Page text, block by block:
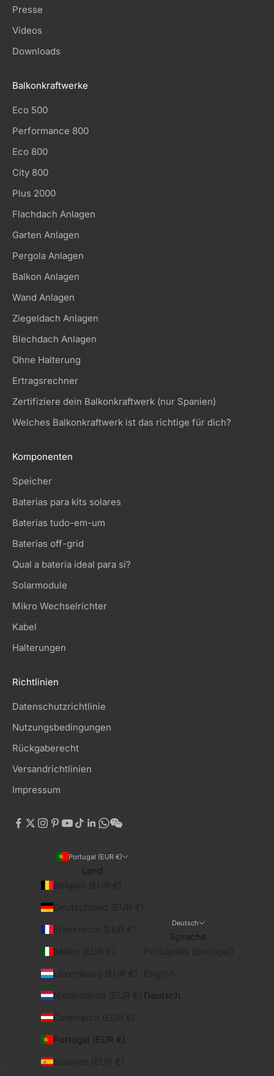
Presse
Videos
Downloads
Balkonkraftwerke
Eco 500
Performance 800
Eco 800
City 800
Plus 2000
Flachdach Anlagen
Garten Anlagen
Pergola Anlagen
Balkon Anlagen
Wand Anlagen
Ziegeldach Anlagen
Blechdach Anlagen
Ohne Halterung
Ertragsrechner
Zertifiziere dein Balkonkraftwerk (nur Spanien)
Welches Balkonkraftwerk ist das richtige für dich?
Komponenten
Speicher
Baterias para kits solares
Baterias tudo-em-um
Baterias off-grid
Qual a bateria ideal para si?
Solarmodule
Mikro Wechselrichter
Kabel
Halterungen
Richtlinien
Datenschutzrichtlinie
Nutzungsbedingungen
Rückgaberecht
Versandrichtlinien
Impressum
Portugal (EUR €)
Land
Portugal (EUR €)
Deutsch
Sprache
Deutsch